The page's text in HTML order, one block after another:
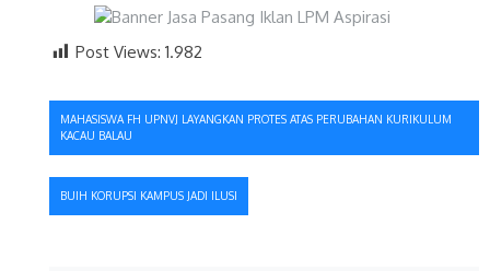
Post Views: 1.982
Navigasi
pos
MAHASISWA FH UPNVJ LAYANGKAN PROTES ATAS PERUBAHAN KURIKULUM
KACAU BALAU
BUIH KORUPSI KAMPUS JADI ILUSI